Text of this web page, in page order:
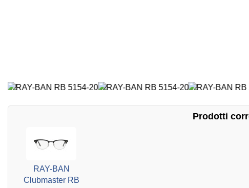
Prodotti
RAY-BAN
Clubmaster RB